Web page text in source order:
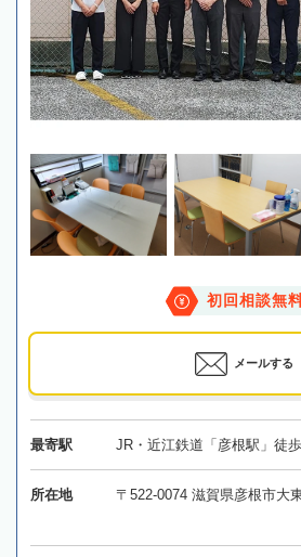
初回相談無
メールする
最寄駅 JR・近江鉄道「彦根駅」徒
所在地 〒522-0074 滋賀県彦根市大